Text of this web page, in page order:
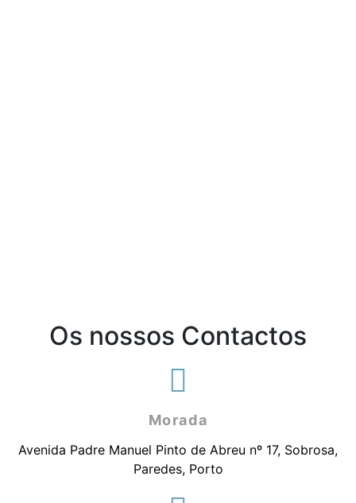
Os nossos Contactos
Morada
Avenida Padre Manuel Pinto de Abreu nº 17, Sobrosa,
Paredes, Porto